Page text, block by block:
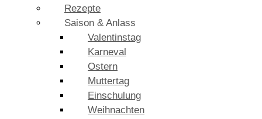
Rezepte
Saison & Anlass
Valentinstag
Karneval
Ostern
Muttertag
Einschulung
Weihnachten